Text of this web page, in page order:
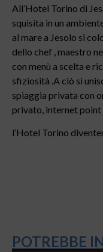
All’Hotel Torino di
squisita in un
al mare a Jesolo si
dello chef , maestro
con menù a scelta e
sfiziosità .A ciò si
spiaggia privata con
privato, internet point
l’Hotel Torino
POTREBBE